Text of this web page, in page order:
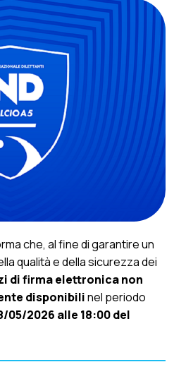
che, al fine di garantire un
qualità e della sicurezza dei
di firma elettronica non
disponibilinel periodo
05/2026 alle 18:00 del